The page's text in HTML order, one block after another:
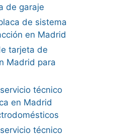
de garaje
de sistema
en Madrid
tarjeta de
Madrid para
técnico
en Madrid
técnico